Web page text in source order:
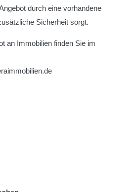
durch eine vorhandene
Sicherheit sorgt.
an Immobilien finden Sie im